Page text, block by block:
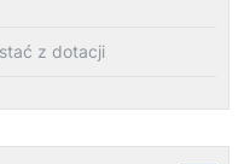
z dotacji